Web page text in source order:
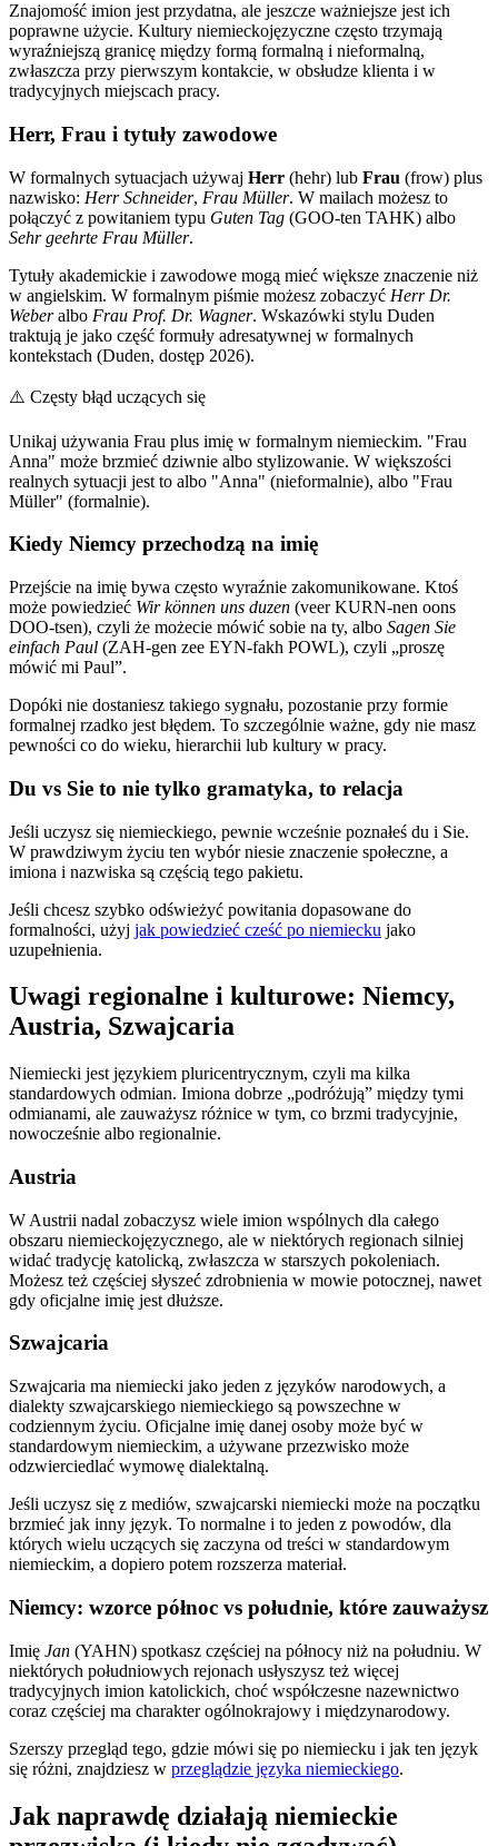
Znajomość imion jest przydatna, ale jeszcze ważniejsze jest ich
poprawne użycie. Kultury niemieckojęzyczne często trzymają
wyraźniejszą granicę między formą formalną i nieformalną,
zwłaszcza przy pierwszym kontakcie, w obsłudze klienta i w
tradycyjnych miejscach pracy.
Herr, Frau i tytuły zawodowe
W formalnych sytuacjach używaj Herr (hehr) lub Frau (frow) plus
nazwisko: Herr Schneider, Frau Müller. W mailach możesz to
połączyć z powitaniem typu Guten Tag (GOO-ten TAHK) albo
Sehr geehrte Frau Müller.
Tytuły akademickie i zawodowe mogą mieć większe znaczenie niż
w angielskim. W formalnym piśmie możesz zobaczyć Herr Dr.
Weberalbo Frau Prof. Dr. Wagner. Wskazówki stylu Duden
traktują je jako część formuły adresatywnej w formalnych
kontekstach (Duden, dostęp 2026).
⚠️ Częsty błąd uczących się
Unikaj używania Frau plus imię w formalnym niemieckim. "Frau
Anna" może brzmieć dziwnie albo stylizowanie. W większości
realnych sytuacji jest to albo "Anna" (nieformalnie), albo "Frau
Müller" (formalnie).
Kiedy Niemcy przechodzą na imię
Przejście na imię bywa często wyraźnie zakomunikowane. Ktoś
może powiedzieć Wir können uns duzen (veer KURN-nen oons
DOO-tsen), czyli że możecie mówić sobie na ty, albo Sagen Sie
einfach Paul (ZAH-gen zee EYN-fakh POWL), czyli „proszę
mówić mi Paul”.
Dopóki nie dostaniesz takiego sygnału, pozostanie przy formie
formalnej rzadko jest błędem. To szczególnie ważne, gdy nie masz
pewności co do wieku, hierarchii lub kultury w pracy.
Du vs Sie to nie tylko gramatyka, to relacja
Jeśli uczysz się niemieckiego, pewnie wcześnie poznałeś du i Sie.
W prawdziwym życiu ten wybór niesie znaczenie społeczne, a
imiona i nazwiska są częścią tego pakietu.
Jeśli chcesz szybko odświeżyć powitania dopasowane do
formalności, użyj jak powiedzieć cześć po niemiecku jako
uzupełnienia.
Uwagi regionalne i kulturowe: Niemcy,
Austria, Szwajcaria
Niemiecki jest językiem pluricentrycznym, czyli ma kilka
standardowych odmian. Imiona dobrze „podróżują” między tymi
odmianami, ale zauważysz różnice w tym, co brzmi tradycyjnie,
nowocześnie albo regionalnie.
Austria
W Austrii nadal zobaczysz wiele imion wspólnych dla całego
obszaru niemieckojęzycznego, ale w niektórych regionach silniej
widać tradycję katolicką, zwłaszcza w starszych pokoleniach.
Możesz też częściej słyszeć zdrobnienia w mowie potocznej, nawet
gdy oficjalne imię jest dłuższe.
Szwajcaria
Szwajcaria ma niemiecki jako jeden z języków narodowych, a
dialekty szwajcarskiego niemieckiego są powszechne w
codziennym życiu. Oficjalne imię danej osoby może być w
standardowym niemieckim, a używane przezwisko może
odzwierciedlać wymowę dialektalną.
Jeśli uczysz się z mediów, szwajcarski niemiecki może na początku
brzmieć jak inny język. To normalne i to jeden z powodów, dla
których wielu uczących się zaczyna od treści w standardowym
niemieckim, a dopiero potem rozszerza materiał.
Niemcy: wzorce północ vs południe, które zauważysz
Imię Jan (YAHN) spotkasz częściej na północy niż na południu. W
niektórych południowych rejonach usłyszysz też więcej
tradycyjnych imion katolickich, choć współczesne nazewnictwo
coraz częściej ma charakter ogólnokrajowy i międzynarodowy.
Szerszy przegląd tego, gdzie mówi się po niemiecku i jak ten język
się różni, znajdziesz w przeglądzie języka niemieckiego.
Jak naprawdę działają niemieckie